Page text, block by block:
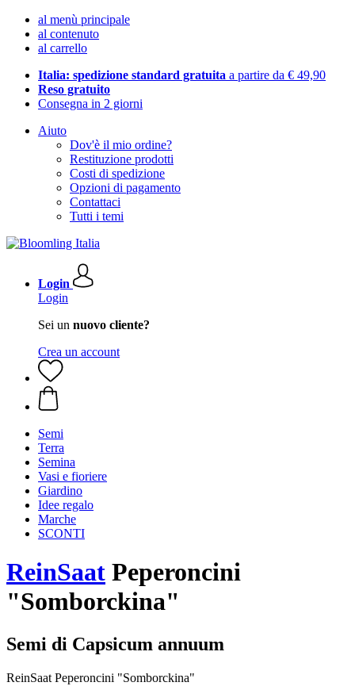
al menù principale
al contenuto
al carrello
Italia: spedizione standard gratuita a partire da € 49,90
Reso gratuito
Consegna in 2 giorni
Aiuto
Dov'è il mio ordine?
Restituzione prodotti
Costi di spedizione
Opzioni di pagamento
Contattaci
Tutti i temi
Login
Login
Sei un nuovo cliente?
Crea un account
Semi
Terra
Semina
Vasi e fioriere
Giardino
Idee regalo
Marche
SCONTI
ReinSaat Peperoncini
"Somborckina"
Semi di Capsicum annuum
ReinSaat Peperoncini "Somborckina"